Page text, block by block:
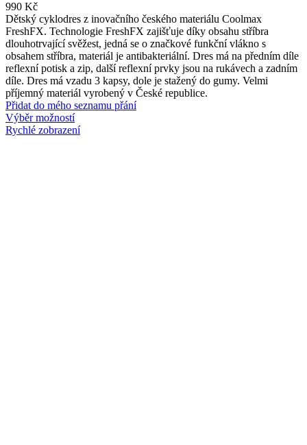
990 Kč
Dětský cyklodres z inovačního českého materiálu Coolmax
FreshFX. Technologie FreshFX zajišťuje díky obsahu stříbra
dlouhotrvající svěžest, jedná se o značkové funkční vlákno s
obsahem stříbra, materiál je antibakteriální. Dres má na předním díle
reflexní potisk a zip, další reflexní prvky jsou na rukávech a zadním
díle. Dres má vzadu 3 kapsy, dole je stažený do gumy. Velmi
příjemný materiál vyrobený v České republice.
Přidat do mého seznamu přání
Výběr možností
Rychlé zobrazení